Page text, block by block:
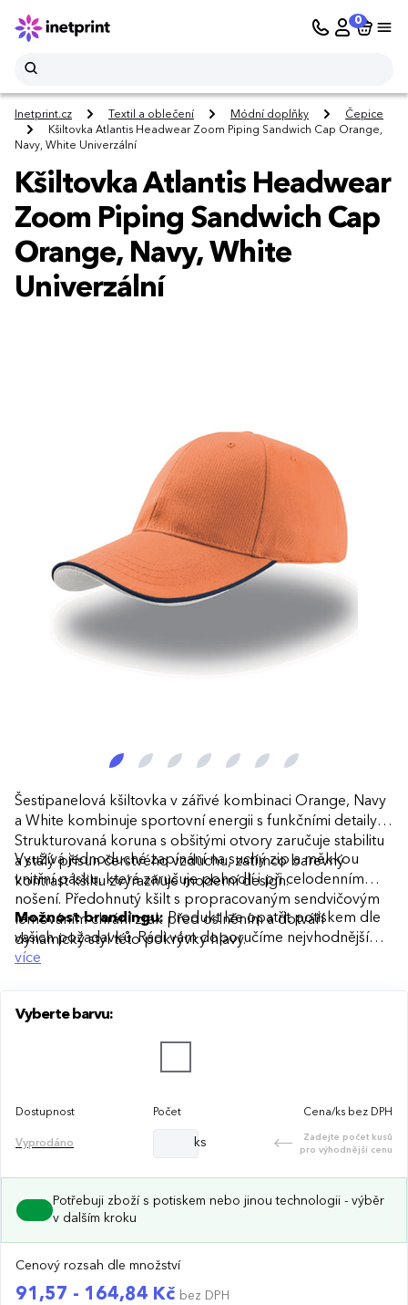
0
Inetprint.cz Textil a oblečení Módní doplňky
Čepice
Kšiltovka Atlantis Headwear Zoom Piping Sandwich Cap Orange,
Navy, White Univerzální
Kšiltovka Atlantis Headwear
Zoom Piping Sandwich Cap
Orange, Navy, White
Univerzální
Šestipanelová kšiltovka v zářivé kombinaci Orange, Navy
a White kombinuje sportovní energii s funkčními detaily.
Strukturovaná koruna s obšitými otvory zaručuje stabilitu
a stálý přísun čerstvého vzduchu, zatímco barevný
kontrast kšiltu zvýrazňuje moderní design.
Využívá jednoduché zapínání na suchý zip a měkkou
vnitřní pásku, která zaručuje pohodlí i při celodenním
nošení. Předohnutý kšilt s propracovaným sendvičovým
lemováním chrání zrak před oslněním a dotváří
dynamický styl této pokrývky hlavy.
Možnost brandingu: Produkt lze opatřit potiskem dle
vašich požadavků. Rádi vám doporučíme nejvhodnější
technologii potisku s ohledem na design i váš rozpočet.
více
Vyberte barvu:
Dostupnost Počet Cena/ks bez DPH
Vyprodáno ks
Zadejte počet kusů
pro výhodnější cenu
Potřebuji zboží s potiskem nebo jinou technologii - výběr
v dalším kroku
Cenový rozsah dle množství
91,57 - 164,84 Kč bez DPH